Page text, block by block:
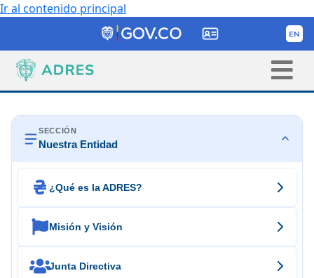
Ir al contenido principal
SECCIÓN
Nuestra Entidad
 ¿Qué es la ADRES?
Misión y Visión
Junta Directiva